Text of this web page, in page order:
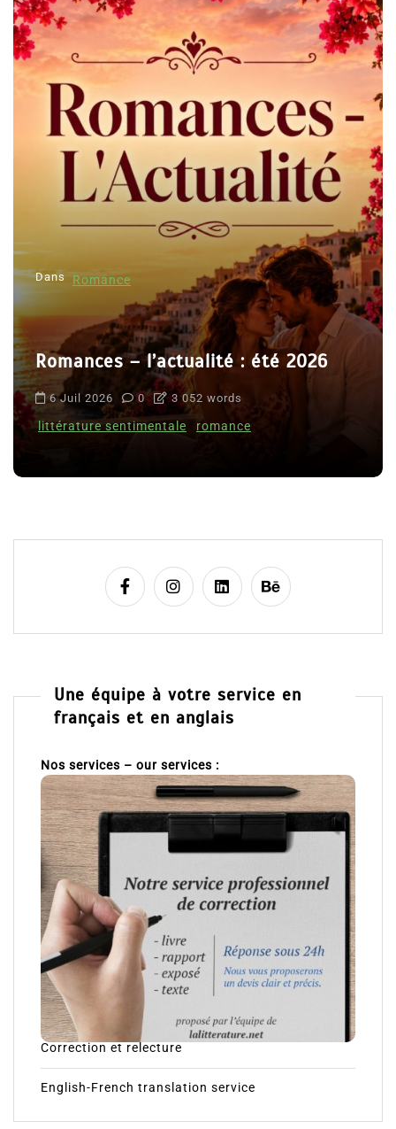
Dans Romance
Romances – l’actualité : été 2026
6 Juil 2026 0 3 052 words
littérature sentimentale romance
Une équipe à votre service en
français et en anglais
Nos services – our services :
Correction et relecture
English-French translation service